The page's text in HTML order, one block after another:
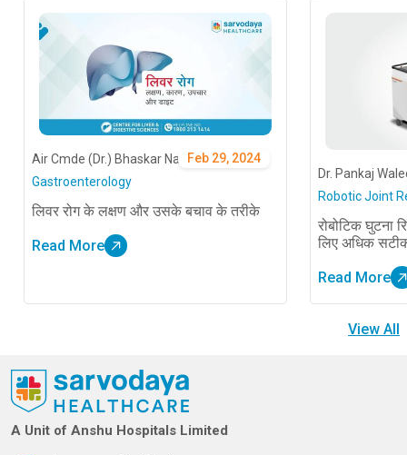
Feb 29, 2024
Air Cmde (Dr.) Bhaskar Nandi
Gastroenterology
लिवर रोग के लक्षण और उसके बचाव के तरीके
Read More
Dr. Pankaj
Robotic Joint
रोबोटिक घुटना
लिए अधिक
Read More
View All
A Unit of Anshu Hospitals Limited